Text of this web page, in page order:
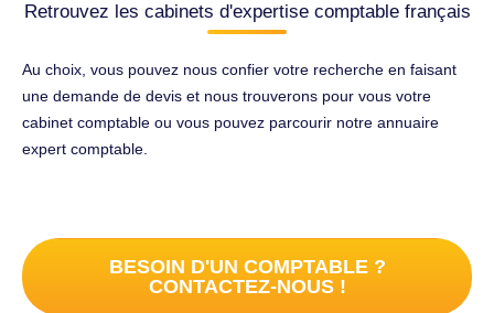
Retrouvez les cabinets d'expertise comptable français
Au choix, vous pouvez nous confier votre recherche en faisant
une demande de devis et nous trouverons pour vous votre
cabinet comptable ou vous pouvez parcourir notre annuaire
expert comptable.
BESOIN D'UN COMPTABLE ?
CONTACTEZ-NOUS !